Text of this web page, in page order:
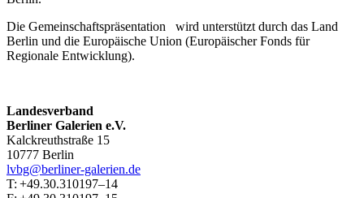
Die Gemeinschaftspräsentation wird unterstützt durch das Land
Berlin und die Europäische Union (Europäischer Fonds für
Regionale Entwicklung).
Landesverband
Berliner Galerien e.V.
Kalckreuthstraße 15
10777 Berlin
lvbg@berliner-galerien.de
T: +49.30.310197–14